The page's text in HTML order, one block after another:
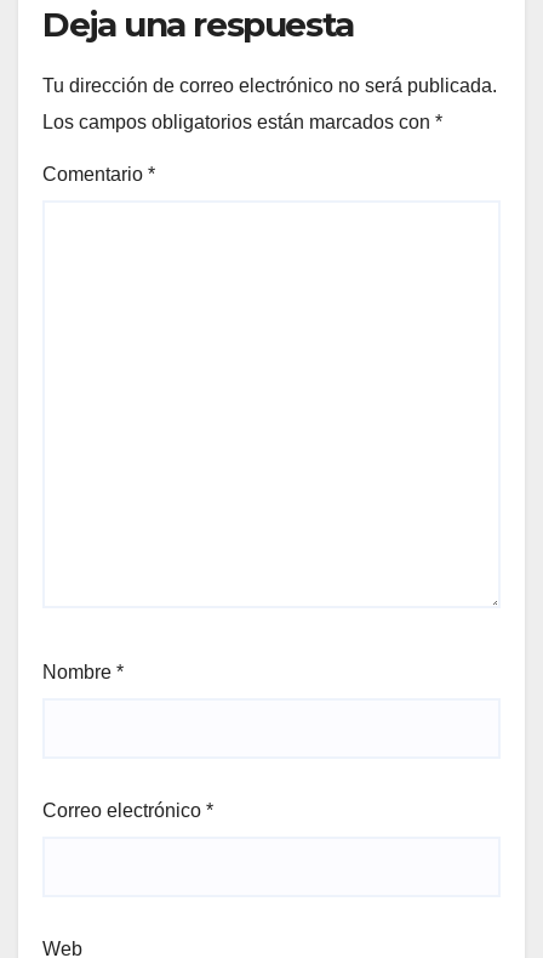
Deja una respuesta
Tu dirección de correo electrónico no será publicada.
Los campos obligatorios están marcados con *
Comentario *
Nombre *
Correo electrónico *
Web